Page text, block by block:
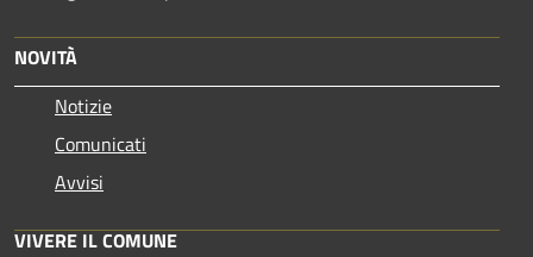
NOVITÀ
Notizie
Comunicati
Avvisi
VIVERE IL COMUNE